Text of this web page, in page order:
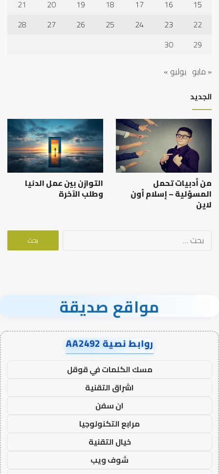
15
16
17
18
19
20
21
22
23
24
25
26
27
28
29
30
« مايو يوليو »
الجديد
من أدبيات تحمل
المسؤلية – إسلام أون
لاين
التوازن بين عمل الدنيا
وطلب الآخرة
البحث
مواقع صديقة
روابط نصية AA2492
مسك الكلمات في قوقل
اشراق التقنية
ان سفن
مرابع التكنولوجيا
خيال التقنية
شوف ويب